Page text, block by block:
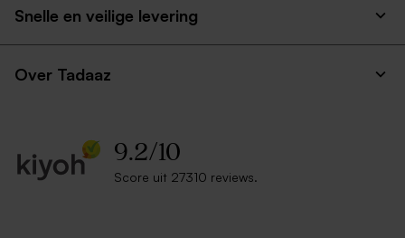
Snelle en veilige levering
Over Tadaaz
9.2/10
Score uit 27310 reviews.